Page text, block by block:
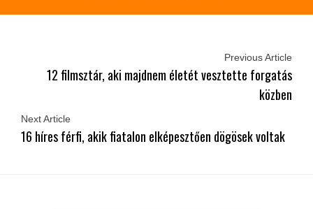
Previous Article
12 filmsztár, aki majdnem életét vesztette forgatás
közben
Next Article
16 híres férfi, akik fiatalon elképesztően dögösek voltak